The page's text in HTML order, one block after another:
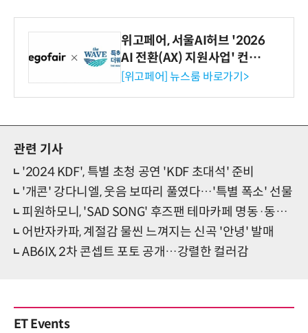
위고페어, 서울AI허브 '2026
AI 전환(AX) 지원사업' 컨소
시엄 선정
[위고페어] 뉴스룸 바로가기>
관련 기사
'2024 KDF', 특별 초청 공연 'KDF 초대석' 준비
'개콘' 강다니엘, 웃음 보따리 풀였다…'특별 폭소' 선물
피원하모니, 'SAD SONG' 후즈팬 테마카페 명동·동대문점 동시 오픈
어반자카파, 계절감 물씬 느껴지는 신곡 '안녕' 발매
AB6IX, 2차 콘셉트 포토 공개…강렬한 컬러감
ET Events